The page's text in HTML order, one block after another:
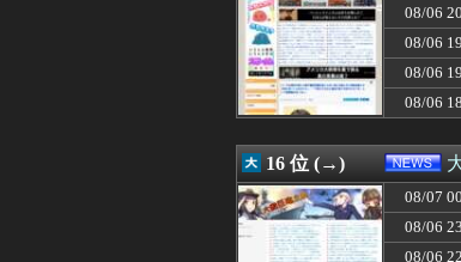
08/06
08/06
08/06
08/06
16 位 (→)
08/07
08/06
08/06